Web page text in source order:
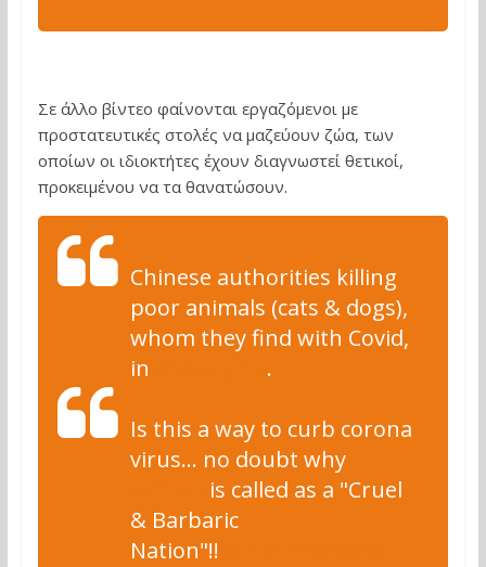
Σε άλλο βίντεο φαίνονται εργαζόμενοι με
προστατευτικές στολές να μαζεύουν ζώα, των
οποίων οι ιδιοκτήτες έχουν διαγνωστεί θετικοί,
προκειμένου να τα θανατώσουν.
Chinese authorities killing
poor animals (cats & dogs),
whom they find with Covid,
in
.
Is this a way to curb corona
virus… no doubt why
is called as a "Cruel
& Barbaric
Nation"!!